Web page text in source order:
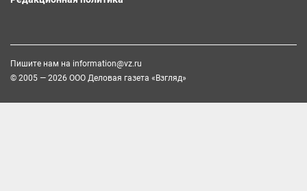
Пишите нам на information@vz.ru
© 2005 — 2026 ООО Деловая газета «Взгляд»